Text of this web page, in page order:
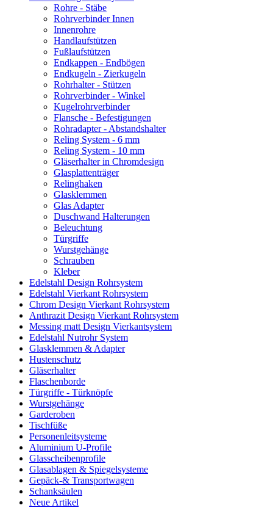
Rohre - Stäbe
Rohrverbinder Innen
Innenrohre
Handlaufstützen
Fußlaufstützen
Endkappen - Endbögen
Endkugeln - Zierkugeln
Rohrhalter - Stützen
Rohrverbinder - Winkel
Kugelrohrverbinder
Flansche - Befestigungen
Rohradapter - Abstandshalter
Reling System - 6 mm
Reling System - 10 mm
Gläserhalter in Chromdesign
Glasplattenträger
Relinghaken
Glasklemmen
Glas Adapter
Duschwand Halterungen
Beleuchtung
Türgriffe
Wurstgehänge
Schrauben
Kleber
Edelstahl Design Rohrsystem
Edelstahl Vierkant Rohrsystem
Chrom Design Vierkant Rohrsystem
Anthrazit Design Vierkant Rohrsystem
Messing matt Design Vierkantsystem
Edelstahl Nutrohr System
Glasklemmen & Adapter
Hustenschutz
Gläserhalter
Flaschenborde
Türgriffe - Türknöpfe
Wurstgehänge
Garderoben
Tischfüße
Personenleitsysteme
Aluminium U-Profile
Glasscheibenprofile
Glasablagen & Spiegelsysteme
Gepäck-& Transportwagen
Schanksäulen
Neue Artikel